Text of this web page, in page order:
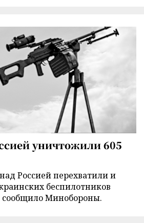
уничтожили 605
Россией перехватили и
беспилотников
сообщило Минобороны.